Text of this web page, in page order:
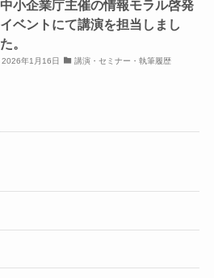
中小企業庁主催の情報モラル啓発
イベントにて講演を担当しまし
た。
2026年1月16日 講演・セミナー・執筆履歴